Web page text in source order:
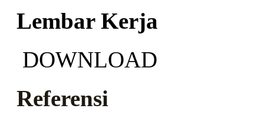
Lembar Kerja
DOWNLOAD
Referensi